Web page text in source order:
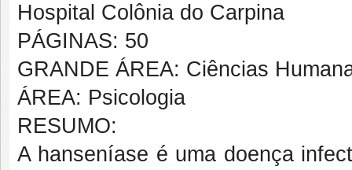
Hospital Colônia do Carpina
PÁGINAS: 50
GRANDE ÁREA: Ciências
ÁREA: Psicologia
RESUMO:
A hanseníase é uma doença